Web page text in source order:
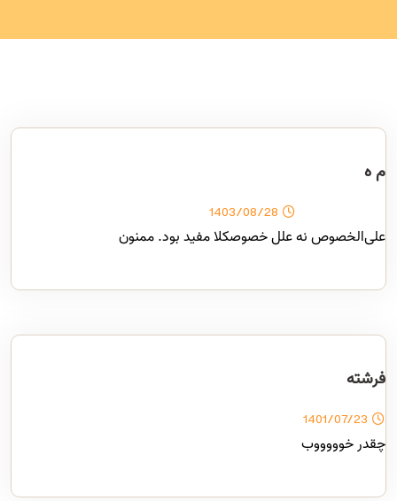
م ه
1403/08/28
علی‌الخصوص نه علل خصوصکلا مفید بود. ممنون
فرشته
1401/07/23
چقدر خوووووب